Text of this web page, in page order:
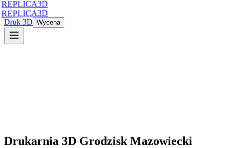
REPLICA3D
REPLICA3D
Druk 3D Wycena
Drukarnia 3D Grodzisk Mazowiecki